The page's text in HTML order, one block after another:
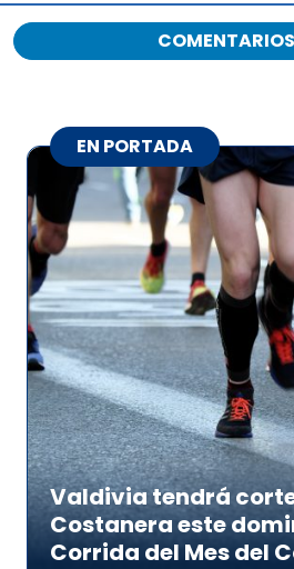
COMENTARIOS
EN PORTADA
Valdivia tendrá
Costanera este
Corrida del Mes del